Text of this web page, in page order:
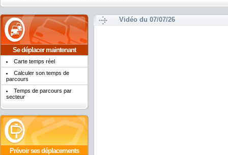
Se déplacer maintenant
Carte temps réel
Calculer son temps de
parcours
Temps de parcours par
secteur
Prévoir ses déplacements
Vidéo du 07/07/26